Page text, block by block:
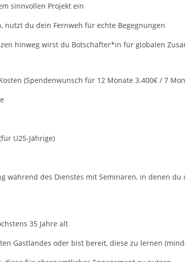
sinnvollen Projekt ein
nutzt du dein Fernweh für echte Begegnungen
hinweg wirst du Botschafter*in für globalen
(Spendenwunsch für 12 Monate 3.400€ / 7
U25-Jährige)
während des Dienstes mit Seminaren, in denen
35 Jahre alt
Gastlandes oder bist bereit, diese zu lernen